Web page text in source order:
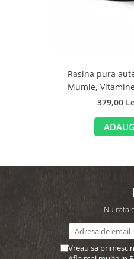
Rasina pura
Mumie,
379,00
Nu rata
Vreau sa primesc